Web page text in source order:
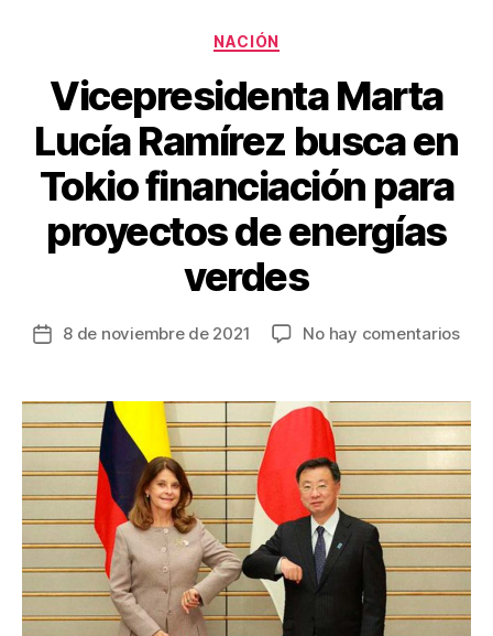
k
Categorías
NACIÓN
Vicepresidenta Marta
Lucía Ramírez busca en
Tokio financiación para
proyectos de energías
verdes
Fecha
entrada
8 de noviembre de 2021 No hay comentariosen
en
para
de